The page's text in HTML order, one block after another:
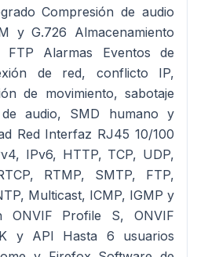
Compresión de audio
y G.726 Almacenamiento
FTP Alarmas Eventos de
de red, conflicto IP,
de movimiento, sabotaje
audio, SMD humano y
Red Interfaz RJ45 10/100
IPv6, HTTP, TCP, UDP,
RTMP, SMTP, FTP,
Multicast, ICMP, IGMP y
ONVIF Profile S, ONVIF
y API Hasta 6 usuarios